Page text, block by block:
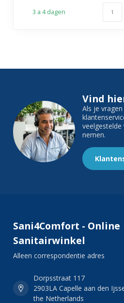
3 a 4 dagen
Vind
Als je
nemen.
Sani4Comfort - Online
Sanitairwinkel
Alleen correspondentie adres
Dorpsstraat 117
2903LA Capelle aan den
the Netherlands